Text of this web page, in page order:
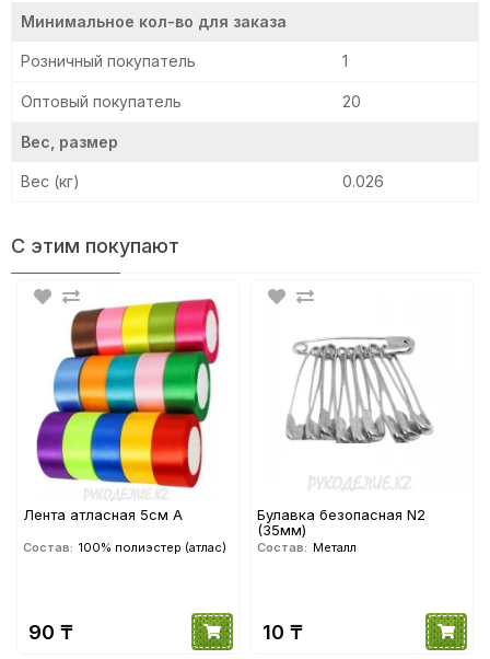
Минимальное кол-во для заказа
Розничный покупатель 1
Оптовый покупатель 20
Вес, размер
Вес (кг) 0.026
С этим покупают
Лента атласная 5см А
Состав: 100% полиэстер (атлас)
90 ₸
Булавка безопасная N2
(35мм)
Состав: Металл
10 ₸